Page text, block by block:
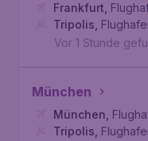
Frankfurt
Tripolis
Vor 1 Stunde
München
München
Tripolis